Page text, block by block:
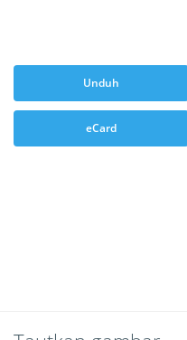
Unduh
eCard